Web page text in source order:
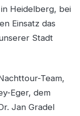
Heidelberg, bei
Einsatz das
Stadt
Team,
Eger, dem
Jan Gradel